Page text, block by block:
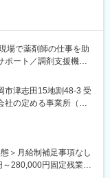
）の管理・設定
、セキュリティ対策の
齢化対策など、社会課
取り組んでおり、IT
。
す。クリエイティブで
緒に生み出していけま
場で薬剤師の仕事を助
ポート／調剤支援機
品や薬剤システムの運
っております。未経験
直雇用という貴重な
チェンジされたい方歓
市津志田15地割48-3 受
社の定める事業所（リ
＞月給制補足事項なし
280,000円固定残業手